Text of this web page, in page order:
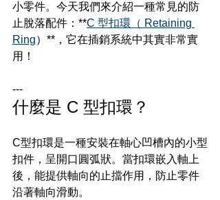
小零件。今天我們來介紹一種常見的防
止脫落配件：**C 型扣環（ Retaining
Ring）**，它在插銷系統中其實非常實
用！
---
什麼是 C 型扣環？
C型扣環是一種安裝在軸心凹槽內的小型
扣件，呈開口圓弧狀。當扣環嵌入軸上
後，能提供軸向的止擋作用，防止零件
沿著軸向滑動。